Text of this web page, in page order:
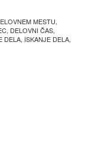
MESTU,
DELOVNI ČAS,
ISKANJE DELA,